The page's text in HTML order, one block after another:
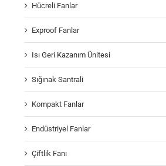
Hücreli Fanlar
Exproof Fanlar
Isı Geri Kazanım Ünitesi
Sığınak Santrali
Kompakt Fanlar
Endüstriyel Fanlar
Çiftlik Fanı